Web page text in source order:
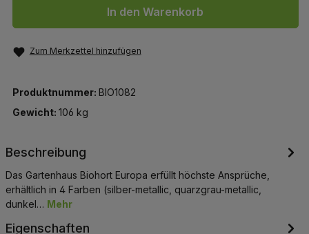
In den Warenkorb
Zum Merkzettel hinzufügen
Produktnummer: BIO1082
Gewicht: 106 kg
Beschreibung
Das Gartenhaus Biohort Europa erfüllt höchste Ansprüche,
erhältlich in 4 Farben (silber-metallic, quarzgrau-metallic,
dunkel… Mehr
Eigenschaften